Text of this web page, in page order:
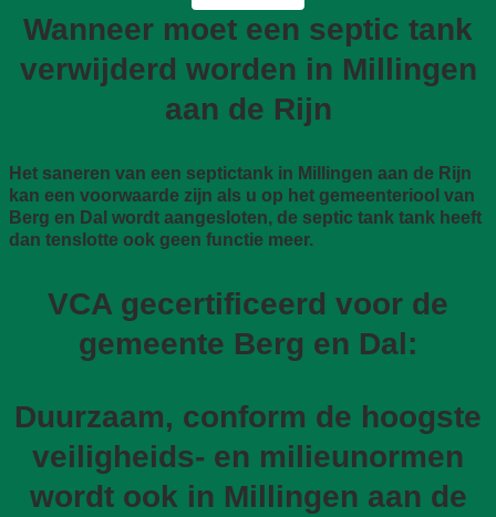
Wanneer moet een septic tank
verwijderd worden in Millingen
aan de Rijn
Het saneren van een septictank in Millingen aan de Rijn
kan een voorwaarde zijn als u op het gemeenteriool van
Berg en Dal wordt aangesloten, de septic tank tank heeft
dan tenslotte ook geen functie meer.
VCA gecertificeerd voor de
gemeente Berg en Dal:
Duurzaam, conform de hoogste
veiligheids- en milieunormen
wordt ook in Millingen aan de